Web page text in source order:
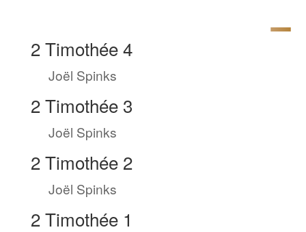
2 Timothée 4
Joël Spinks
2 Timothée 3
Joël Spinks
2 Timothée 2
Joël Spinks
2 Timothée 1